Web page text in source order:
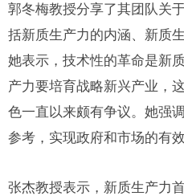
郭冬梅教授分享了其团队关
括新质生产力的内涵、新质
她表示，技术性的革命是新
产力要培育战略新兴产业，
色一直以来颇有争议。她强
参考，实现政府和市场的有
张杰教授表示，新质生产力